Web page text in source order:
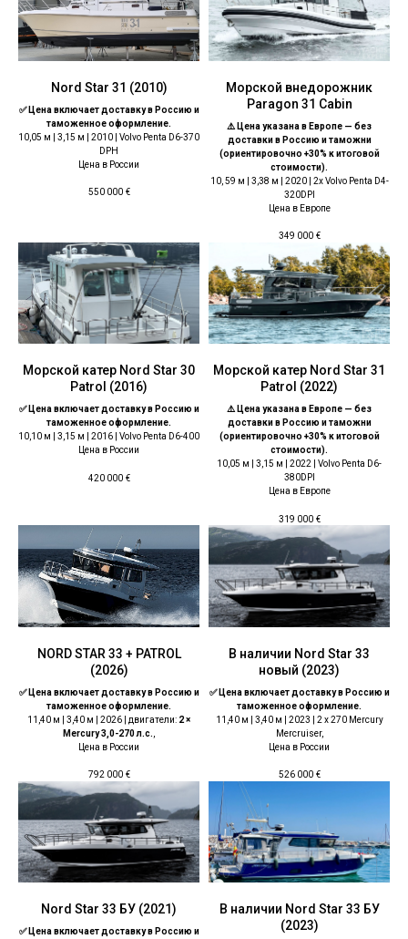
Nord Star 31 (2010)
✅ Цена включает доставку в Россию и
таможенное оформление.
10,05 м | 3,15 м | 2010 | Volvo Penta D6-370
DPH
Цена в России
550 000 €
Морской внедорожник
Paragon 31 Cabin
⚠️ Цена указана в Европе — без
доставки в Россию и таможни
(ориентировочно +30% к итоговой
стоимости).
10, 59 м | 3,38 м | 2020 | 2x Volvo Penta D4-
320DPI
Цена в Европе
349 000 €
Морской катер Nord Star 30
Patrol (2016)
✅ Цена включает доставку в Россию и
таможенное оформление.
10,10 м | 3,15 м | 2016 | Volvo Penta D6-400
Цена в России
420 000 €
Морской катер Nord Star 31
Patrol (2022)
⚠️ Цена указана в Европе — без
доставки в Россию и таможни
(ориентировочно +30% к итоговой
стоимости).
10,05 м | 3,15 м | 2022 | Volvo Penta D6-
380DPI
Цена в Европе
319 000 €
NORD STAR 33 + PATROL
(2026)
✅ Цена включает доставку в Россию и
таможенное оформление.
11,40 м | 3,40 м | 2026 | двигатели: 2 ×
Mercury 3,0-270 л.с.
Цена в России
792 000 €
В наличии Nord Star 33
новый (2023)
✅ Цена включает доставку в Россию и
таможенное оформление.
11,40 м | 3,40 м | 2023 | 2 x 270 Mercury
Mercruiser,
Цена в России
526 000 €
Nord Star 33 БУ (2021)
✅ Цена включает доставку в Россию и
В наличии Nord Star 33 БУ
(2023)